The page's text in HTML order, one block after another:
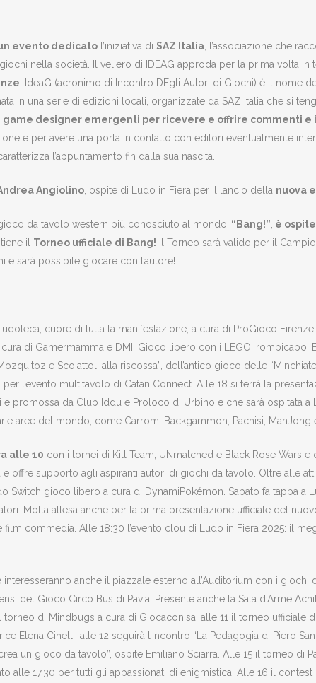
evento dedicato l’iniziativa di SAZ Italia , l’associazione che
nella società. Il veliero di IDEAG approda per la prima volta in
! IdeaG (acronimo di Incontro DEgli Autori di Giochi) è il nome
in una serie di edizioni locali, organizzate da SAZ Italia che si
game designer emergenti per ricevere e offrire commenti e
e per avere una porta in contatto con editori eventualmente
l’appuntamento fin dalla sua nascita.
Angiolino , ospite di Ludo in Fiera per il lancio della nuova
da tavolo western più conosciuto al mondo, “Bang!” è
tiene il Torneo ufficiale di Bang! Il Torneo sarà valido per il
sarà possibile giocare con l’autore!
cuore di tutta la manifestazione, a cura di ProGioco
cura di Gamermamma e DMI. Gioco libero con i LEGO,
e Scoiattoli alla riscossa”, dell’antico gioco delle “Minchiate
per l’evento multitavolo di Catan Connect. Alle 18 si terrà la
e promossa da Club Iddu e Proloco di Urbino e che sarà ospitata
aree del mondo, come Carrom, Backgammon, Pachisi, MahJong
alle 10 con i tornei di Kill Team, UNmatched e Black Rose Wars
e offre supporto agli aspiranti autori di giochi da tavolo. Oltre alle
Switch gioco libero a cura di DynamiPokémon. Sabato fa tappa a
Molta attesa anche per la prima presentazione ufficiale del
commedia. Alle 18:30 l’evento clou di Ludo in Fiera 2025: il
interesseranno anche il piazzale esterno all’Auditorium con i
del Gioco Circo Bus di Pavia. Presente anche la Sala d’Arme
di Mindbugs a cura di Giocaconisa, alle 11 il torneo ufficiale
Elena Cinelli; alle 12 seguirà l’incontro “La Pedagogia di Piero
un gioco da tavolo”, ospite Emiliano Sciarra. Alle 15 il torneo
alle 17,30 per tutti gli appassionati di enigmistica. Alle 16 il